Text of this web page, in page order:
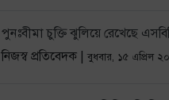
পুনঃবীমা চুক্তি ঝুলিয়ে রেখেছে
নিজস্ব প্রতিবেদক | বুধবার, ১৫ এপ্রিল